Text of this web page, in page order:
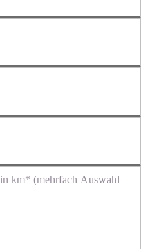
km* (mehrfach Auswahl